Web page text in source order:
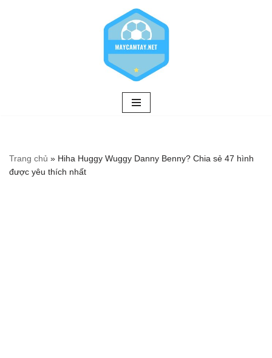
Trang chủ » Hiha Huggy Wuggy Danny Benny? Chia sẻ 47 hình
được yêu thích nhất